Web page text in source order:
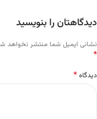
دیدگاهتان را بنویسید
نشانی ایمیل شما منتشر نخواهد
*
دیدگاه*